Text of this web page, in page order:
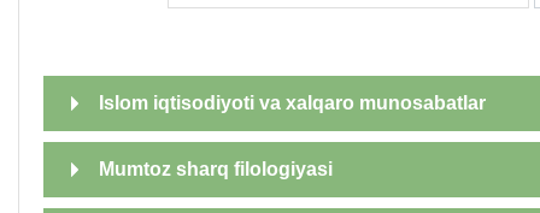
Islom iqtisodiyoti va xalqaro munosabatlar
Mumtoz sharq filologiyasi